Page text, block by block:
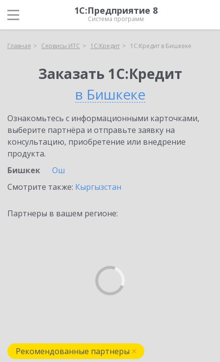
1С:Предприятие 8
Система программ
Главная Сервисы ИТС 1С:Кредит 1С:Кредит в Бишкеке
Заказать 1С:Кредит
в Бишкеке
Ознакомьтесь с информационными карточками,
выберите партнёра и отправьте заявку на
консультацию, приобретение или внедрение
продукта.
Бишкек
Ош
Смотрите также: Кыргызстан
Партнеры в вашем регионе:
Рекомендованные партнеры